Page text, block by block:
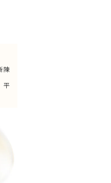
陳
平